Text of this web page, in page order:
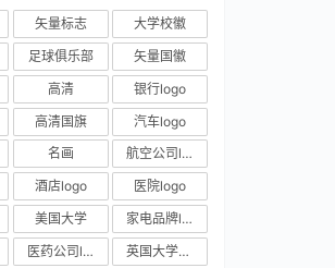
矢量标志
大学校徽
足球俱乐部
矢量国徽
高清
银行logo
高清国旗
汽车logo
名画
航空公司logo
酒店logo
医院logo
美国大学
家电品牌logo
医药公司logo
英国大学校徽